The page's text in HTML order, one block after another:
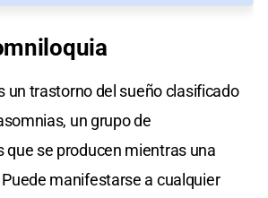
un trastorno del sueño clasificado
un grupo de
se producen mientras una
manifestarse a cualquier